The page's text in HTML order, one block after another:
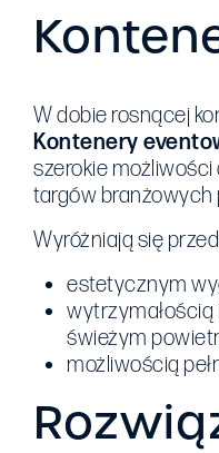
W dobie rosnącej
Kontenery
szerokie
targów branżowych
Wyróżniają się
estetycznym
świeżym
możliwością